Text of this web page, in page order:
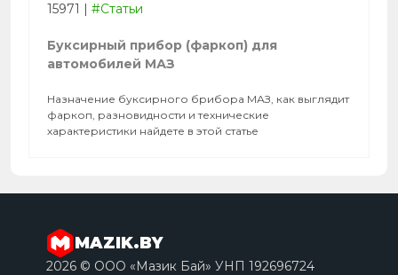
15971 | #Статьи
Буксирный прибор (фаркоп) для
автомобилей МАЗ
Назначение буксирного брибора МАЗ, как выглядит
фаркоп, разновидности и технические
характеристики найдете в этой статье
MAZIK.BY
2026 © ООО «Мазик Бай» УНП 192696724